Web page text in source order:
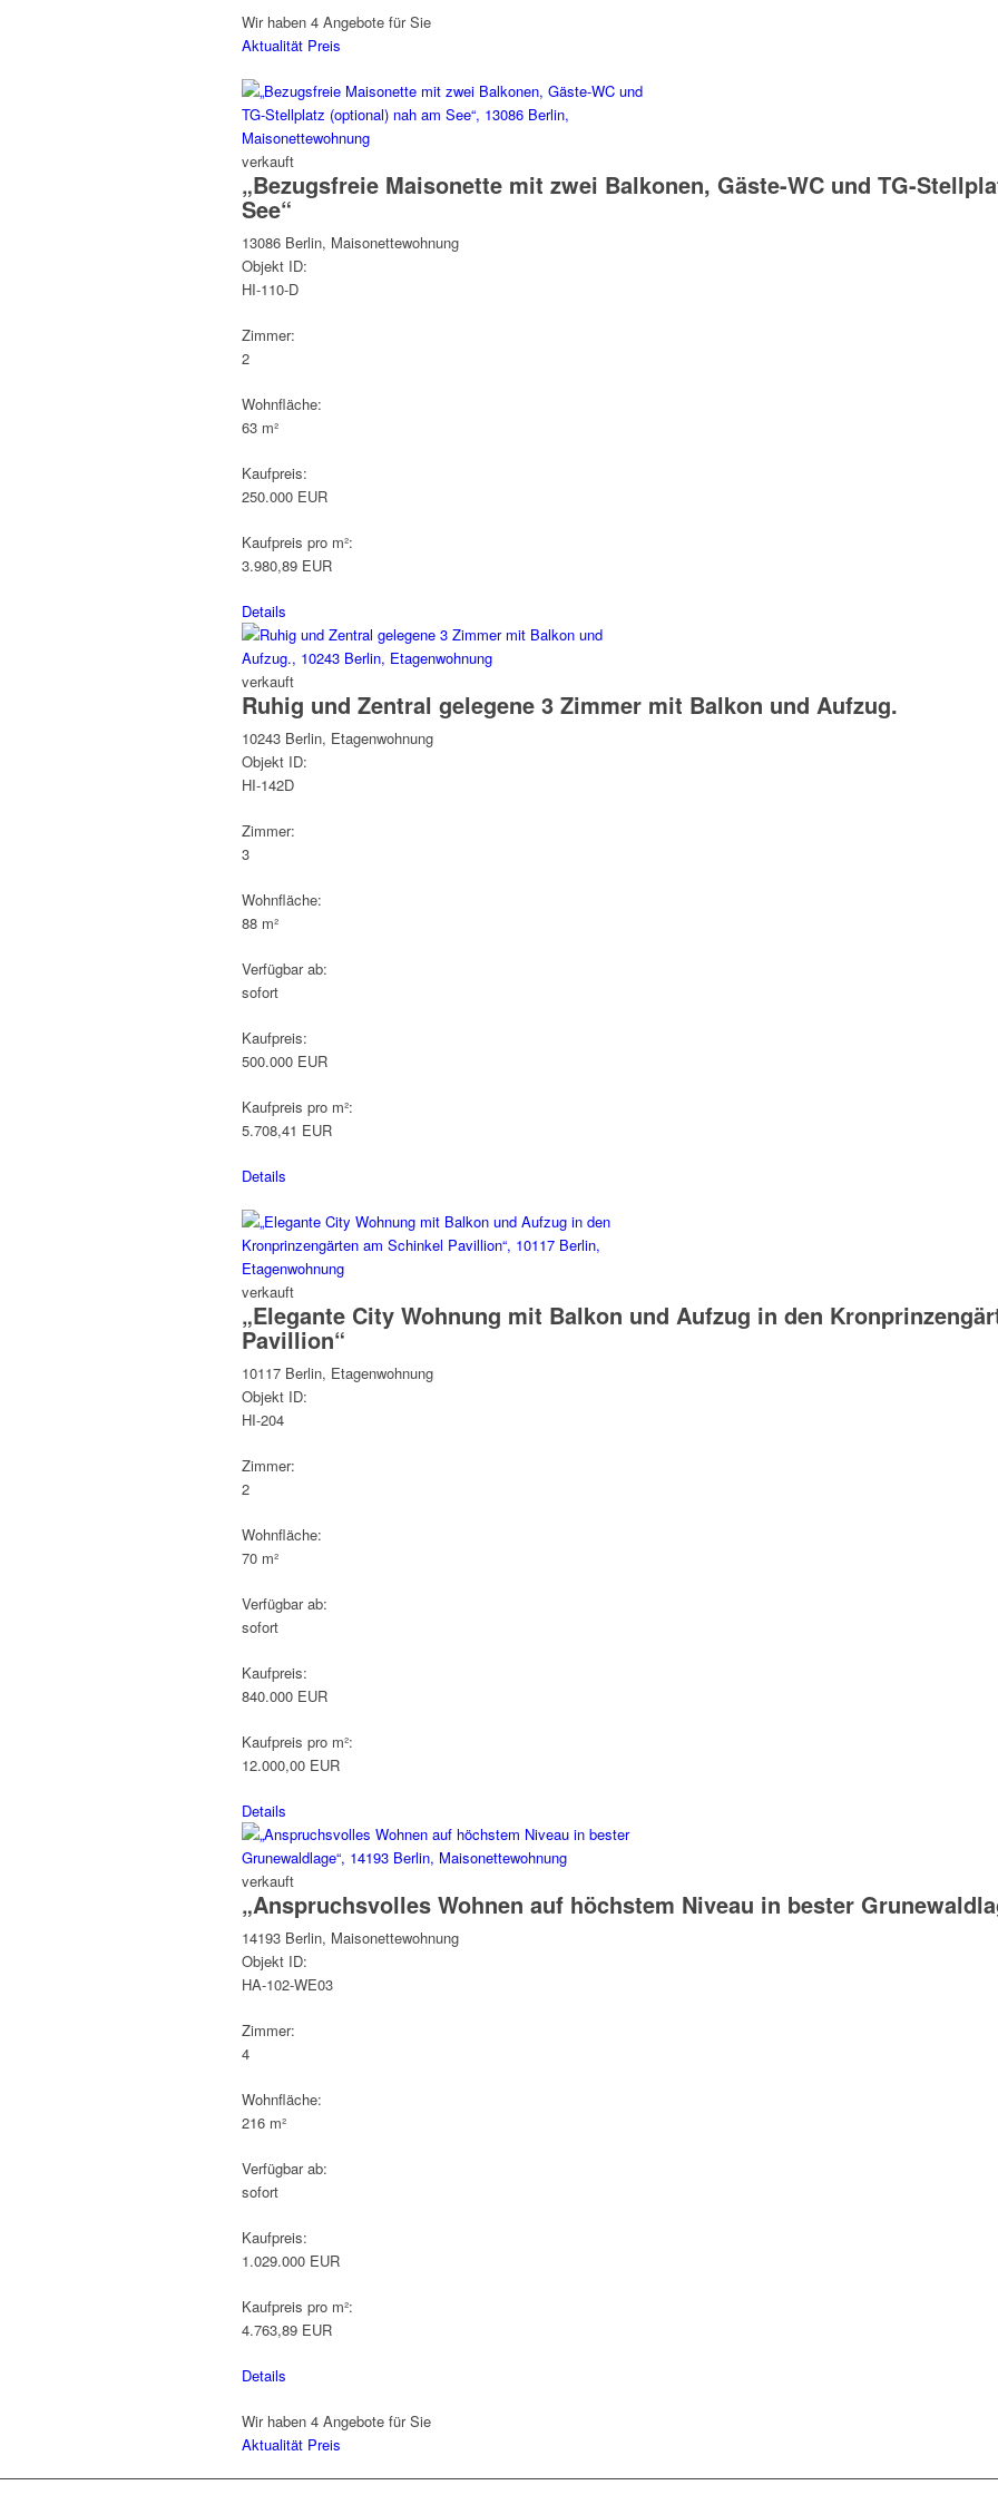
Wir haben 4 Angebote für Sie
Aktualität Preis
verkauft
„Bezugsfreie Maisonette mit zwei Balkonen, Gäste-WC und TG-
See“
13086 Berlin, Maisonettewohnung
Objekt ID:
HI-110-D
Zimmer:
2
Wohnfläche:
63 m²
Kaufpreis:
250.000 EUR
Kaufpreis pro m²:
3.980,89 EUR
Details
verkauft
Ruhig und Zentral gelegene 3 Zimmer mit Balkon und Aufzug.
10243 Berlin, Etagenwohnung
Objekt ID:
HI-142D
Zimmer:
3
Wohnfläche:
88 m²
Verfügbar ab:
sofort
Kaufpreis:
500.000 EUR
Kaufpreis pro m²:
5.708,41 EUR
Details
verkauft
„Elegante City Wohnung mit Balkon und Aufzug in den
Pavillion“
10117 Berlin, Etagenwohnung
Objekt ID:
HI-204
Zimmer:
2
Wohnfläche:
70 m²
Verfügbar ab:
sofort
Kaufpreis:
840.000 EUR
Kaufpreis pro m²:
12.000,00 EUR
Details
verkauft
„Anspruchsvolles Wohnen auf höchstem Niveau in bester
14193 Berlin, Maisonettewohnung
Objekt ID:
HA-102-WE03
Zimmer:
4
Wohnfläche:
216 m²
Verfügbar ab:
sofort
Kaufpreis:
1.029.000 EUR
Kaufpreis pro m²:
4.763,89 EUR
Details
Wir haben 4 Angebote für Sie
Aktualität Preis